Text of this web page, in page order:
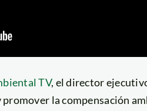
TV, el director
la compensación